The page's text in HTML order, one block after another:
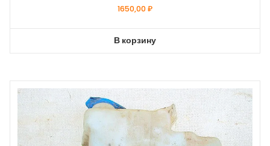
1650,00₽
В корзину